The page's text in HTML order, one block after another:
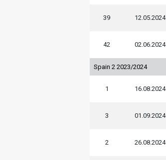
39 12.05.2024
42 02.06.2024
Spain 2 2023/2024
1 16.08.2024
3 01.09.2024
2 26.08.2024